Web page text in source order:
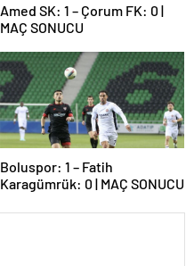
Amed SK: 1 – Çorum FK: 0 |
MAÇ SONUCU
Boluspor: 1 – Fatih
Karagümrük: 0 | MAÇ SONUCU